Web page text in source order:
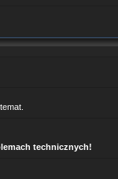
technicznych!